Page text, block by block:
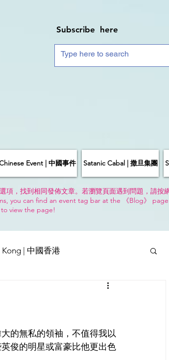
Subscribe here
Event | 中國事件 Satanic Cabal | 撒旦集團
，找到相同發佈文章。若瀏覽頁面遇到問題，請按
you can find an event tag bar at the 《Blog》
view the page!
| 中國香港
健康 World | 世界
的無私的領袖，不值得我以
俊的明星或富豪比他更出色